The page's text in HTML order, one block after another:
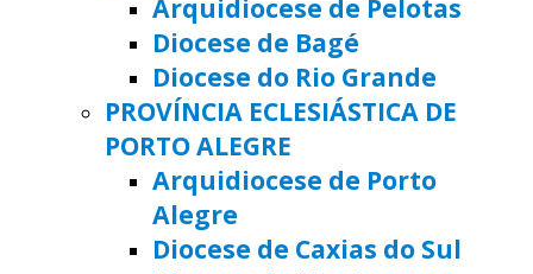
Arquidiocese de Pelotas
Diocese de Bagé
Diocese do Rio Grande
PROVÍNCIA ECLESIÁSTICA DE
PORTO ALEGRE
Arquidiocese de Porto
Alegre
Diocese de Caxias do Sul